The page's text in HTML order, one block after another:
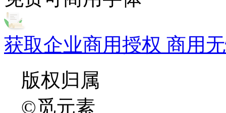
获取企业商用授权 商用
版权归属
©觅元素